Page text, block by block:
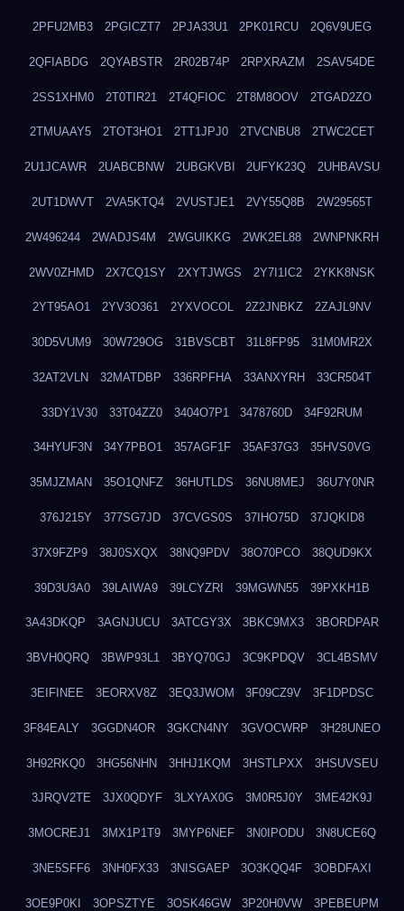
2PFU2MB3 2PGICZT7 2PJA33U1 2PK01RCU 2Q6V9UEG
2QFIABDG 2QYABSTR 2R02B74P 2RPXRAZM 2SAV54DE
2SS1XHM0 2T0TIR21 2T4QFIOC 2T8M8OOV 2TGAD2ZO
2TMUAAY5 2TOT3HO1 2TT1JPJ0 2TVCNBU8 2TWC2CET
2U1JCAWR 2UABCBNW 2UBGKVBI 2UFYK23Q 2UHBAVSU
2UT1DWVT 2VA5KTQ4 2VUSTJE1 2VY55Q8B 2W29565T
2W496244 2WADJS4M 2WGUIKKG 2WK2EL88 2WNPNKRH
2WV0ZHMD 2X7CQ1SY 2XYTJWGS 2Y7I1IC2 2YKK8NSK
2YT95AO1 2YV3O361 2YXVOCOL 2Z2JNBKZ 2ZAJL9NV
30D5VUM9 30W729OG 31BVSCBT 31L8FP95 31M0MR2X
32AT2VLN 32MATDBP 336RPFHA 33ANXYRH 33CR504T
33DY1V30 33T04ZZ0 3404O7P1 3478760D 34F92RUM
34HYUF3N 34Y7PBO1 357AGF1F 35AF37G3 35HVS0VG
35MJZMAN 35O1QNFZ 36HUTLDS 36NU8MEJ 36U7Y0NR
376J215Y 377SG7JD 37CVGS0S 37IHO75D 37JQKID8
37X9FZP9 38J0SXQX 38NQ9PDV 38O70PCO 38QUD9KX
39D3U3A0 39LAIWA9 39LCYZRI 39MGWN55 39PXKH1B
3A43DKQP 3AGNJUCU 3ATCGY3X 3BKC9MX3 3BORDPAR
3BVH0QRQ 3BWP93L1 3BYQ70GJ 3C9KPDQV 3CL4BSMV
3EIFINEE 3EORXV8Z 3EQ3JWOM 3F09CZ9V 3F1DPDSC
3F84EALY 3GGDN4OR 3GKCN4NY 3GVOCWRP 3H28UNEO
3H92RKQ0 3HG56NHN 3HHJ1KQM 3HSTLPXX 3HSUVSEU
3JRQV2TE 3JX0QDYF 3LXYAX0G 3M0R5J0Y 3ME42K9J
3MOCREJ1 3MX1P1T9 3MYP6NEF 3N0IPODU 3N8UCE6Q
3NE5SFF6 3NH0FX33 3NISGAEP 3O3KQQ4F 3OBDFAXI
3OE9P0KI 3OPSZTYE 3OSK46GW 3P20H0VW 3PEBEUPM